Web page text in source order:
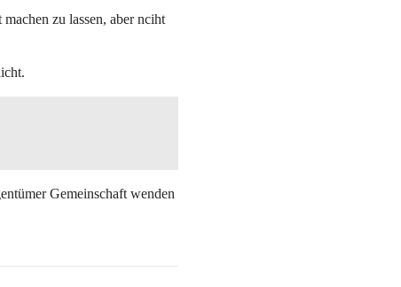
zu lassen, aber nciht
Gemeinschaft wenden